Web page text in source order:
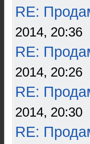
RE:
2014, 20:36
RE:
2014, 20:26
RE:
2014, 20:30
RE: